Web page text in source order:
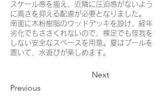
スケール感を揃え、近隣に圧迫感がないよう
に高さを抑える配慮が必要となりました。
南面に木粉樹脂のウッドデッキを設け、経年
劣化でもささくれないので、裸足でも怪我を
しない安全なスペースを用意。夏はプールを
置いて、水遊びが楽しめます。
Previous
Next